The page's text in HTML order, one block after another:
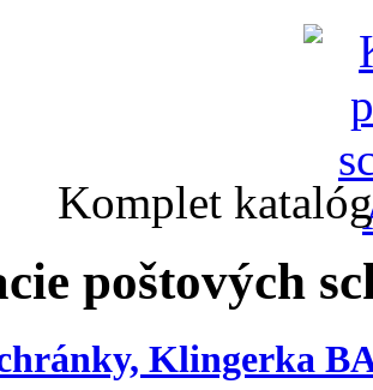
Komplet
poštových
Klingerka